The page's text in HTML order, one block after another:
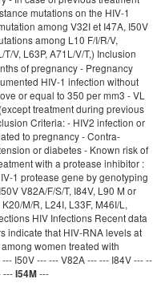
mutations on the HIV-1
among V32I et I47A, I50V
among L10 F/I/R/V,
T/V, L63P, A71L/V/T,) Inclusion
of pregnancy - Pregnancy
HIV-1 infection without
or equal to 350 per mm3 - VL
treatment during previous
Criteria: - HIV2 infection or
to pregnancy - Contra-
or diabetes - Known risk of
with a protease inhibitor :
1 protease gene by genotyping
V82A/F/S/T, I84V, L90 M or
M/R, L24I, L33F, M46I/L,
HIV Infections Recent data
indicate that HIV-RNA levels at
women treated with
I50V --- --- V82A --- --- I84V --- --
---I54M---